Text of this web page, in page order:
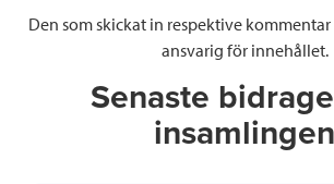
Den som skickat in respektive
ansvarig för innehållet.
Senaste
insamlingen